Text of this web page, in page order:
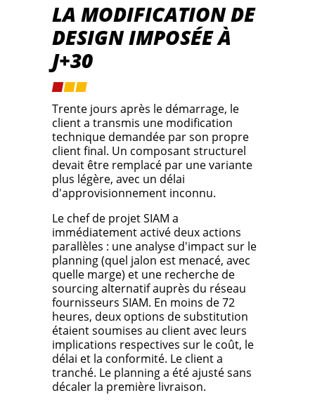
LA MODIFICATION DE
DESIGN IMPOSÉE À
J+30
Trente jours après le démarrage, le
client a transmis une modification
technique demandée par son propre
client final. Un composant structurel
devait être remplacé par une variante
plus légère, avec un délai
d'approvisionnement inconnu.
Le chef de projet SIAM a
immédiatement activé deux actions
parallèles : une analyse d'impact sur le
planning (quel jalon est menacé, avec
quelle marge) et une recherche de
sourcing alternatif auprès du réseau
fournisseurs SIAM. En moins de 72
heures, deux options de substitution
étaient soumises au client avec leurs
implications respectives sur le coût, le
délai et la conformité. Le client a
tranché. Le planning a été ajusté sans
décaler la première livraison.